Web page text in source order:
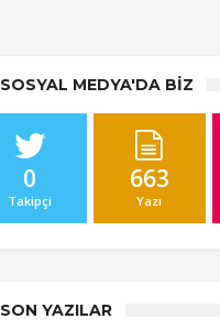
SOSYAL MEDYA'DA BIZ
0
Takipçi
663
Yazı
SON YAZILAR